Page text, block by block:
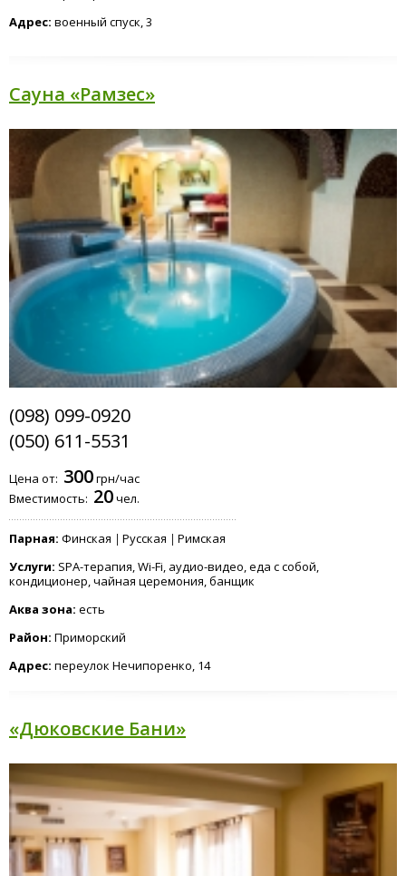
Адрес: военный спуск, 3
Сауна «Рамзес»
(098) 099-0920
(050) 611-5531
Цена от: 300грн/час
Вместимость: 20чел.
Парная: Финская Русская
Римская
Услуги: SPA-терапия, Wi-Fi, аудио-видео, еда с собой,
кондиционер, чайная церемония, банщик
Аква зона: есть
Район: Приморский
Адрес: переулок Нечипоренко, 14
«Дюковские Бани»